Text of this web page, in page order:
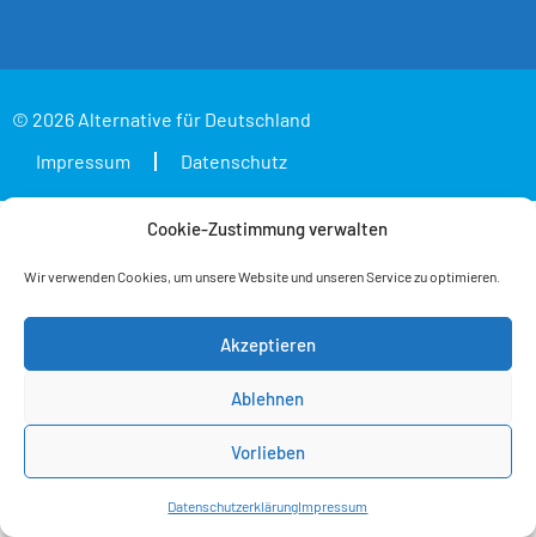
Cookie-Zustimmung verwalten
Wir verwenden Cookies, um unsere Website und unseren Service zu optimieren.
Akzeptieren
Ablehnen
Vorlieben
DatenschutzerklärungImpressum
© 2026 Alternative für Deutschland
Impressum
Datenschutz